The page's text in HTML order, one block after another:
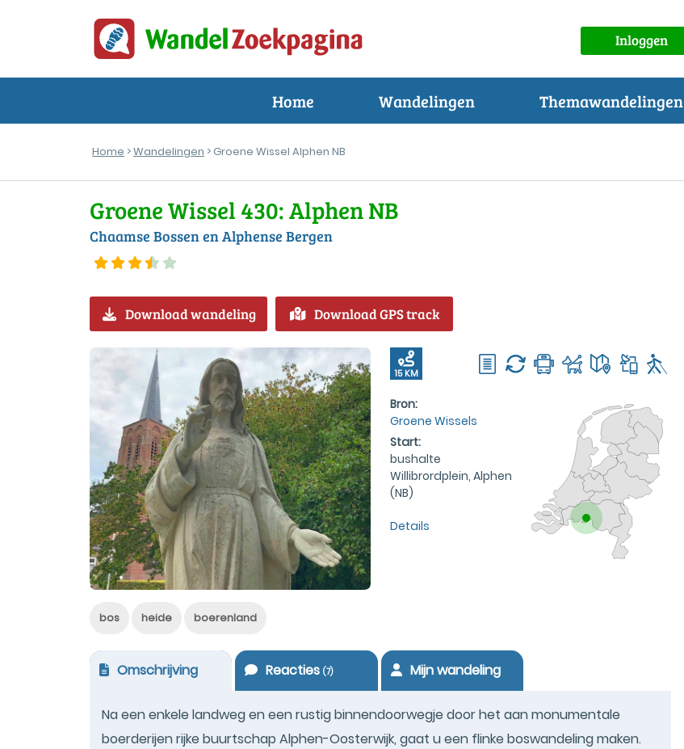
Inloggen
Home Wandelingen Themawandelingen
Home >Wandelingen > Groene Wissel Alphen NB
Groene Wissel 430: Alphen NB
Chaamse Bossen en Alphense Bergen
Download wandeling Download GPS track
15 KM
Bron:
Groene Wissels
Start:
bushalte
Willibrordplein, Alphen
(NB)
Details
bos heide boerenland
Omschrijving Reacties(7) Mijn wandeling
Na een enkele landweg en een rustig binnendoorwegje door het aan monumentale
boerderijen rijke buurtschap Alphen-Oosterwijk, gaat u een flinke boswandeling maken.